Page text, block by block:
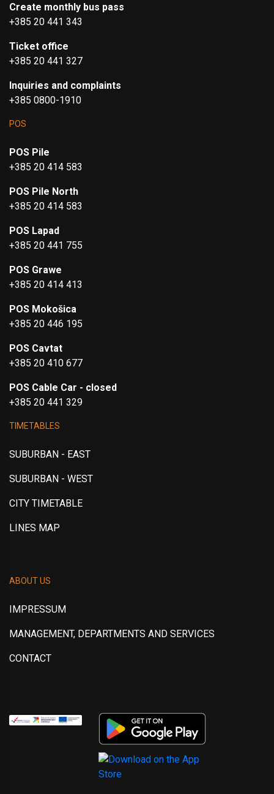
Create monthly bus pass
+385 20 441 343
Ticket office
+385 20 441 327
Inquiries and complaints
+385 0800-1910
POS
POS Pile
+385 20 414 583
POS Pile North
+385 20 414 583
POS Lapad
+385 20 441 755
POS Grawe
+385 20 414 413
POS Mokošica
+385 20 446 195
POS Cavtat
+385 20 410 677
POS Cable Car - closed
+385 20 441 329
TIMETABLES
SUBURBAN - EAST
SUBURBAN - WEST
CITY TIMETABLE
LINES MAP
ABOUT US
IMPRESSUM
MANAGEMENT, DEPARTMENTS AND SERVICES
CONTACT